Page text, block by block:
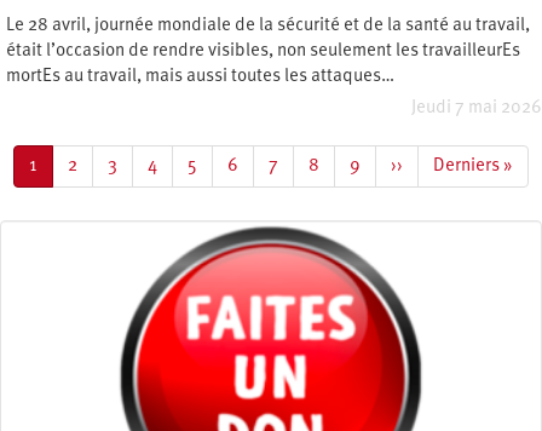
Le 28 avril, journée mondiale de la sécurité et de la santé au travail,
était l’occasion de rendre visibles, non seulement les travailleurEs
mortEs au travail, mais aussi toutes les attaques…
Jeudi 7 mai 2026
Page
courante
1 Page
2 Page
3 Page
4 Page
5 Page
6 Page
7 Page
8 Page
9
Page
suivante
››
Dernière
page
Derniers »